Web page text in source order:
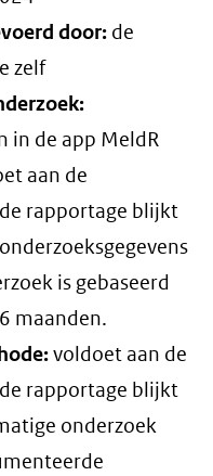
door: de
zelf
in de app MeldR
aan de
rapportage blijkt
is gebaseerd
maanden.
voldoet aan de
rapportage blijkt
onderzoek